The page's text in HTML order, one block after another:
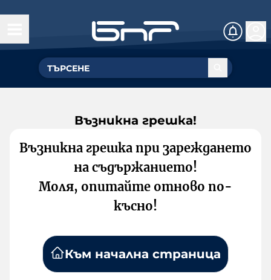
Възникна грешка!
Възникна грешка при зареждането
на съдържанието!
Моля, опитайте отново по-
късно!
Към начална страница